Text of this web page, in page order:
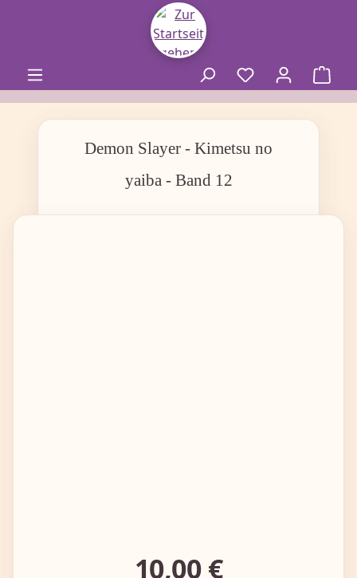
Demon Slayer - Kimetsu no
yaiba - Band 12
10,00 €